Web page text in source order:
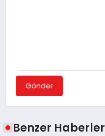
Gönder
Benzer Haberler